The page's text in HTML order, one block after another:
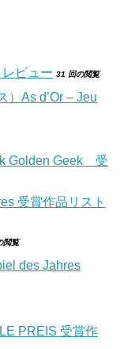
ビュー 31 回の閲覧
）As d’Or – Jeu
Golden Geek 受
受賞作品リスト
閲覧
des Jahres
PREIS 受賞作